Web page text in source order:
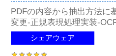
PDFの内容から抽出方法に
変更-正規表現処理実装-
シェアウェア